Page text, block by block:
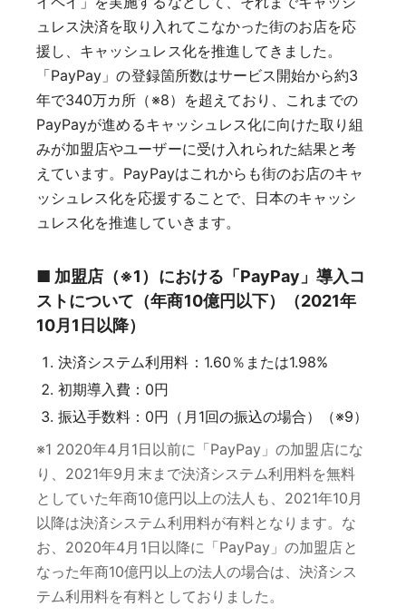
ュレス決済を取り入れてこなかった街のお店を応
援し、キャッシュレス化を推進してきました。
「PayPay」の登録箇所数はサービス開始から約3
年で340万カ所（※8）を超えており、これまでの
PayPayが進めるキャッシュレス化に向けた取り組
みが加盟店やユーザーに受け入れられた結果と考
えています。PayPayはこれからも街のお店のキャ
ッシュレス化を応援することで、日本のキャッシ
ュレス化を推進していきます。
■ 加盟店（※1）における「PayPay」導入コ
ストについて（年商10億円以下）（2021年
10月1日以降）
決済システム利用料：1.60％または1.98%
初期導入費：0円
振込手数料：0円（月1回の振込の場合）（※9）
※1 2020年4月1日以前に「PayPay」の加盟店にな
り、2021年9月末まで決済システム利用料を無料
としていた年商10億円以上の法人も、2021年10月
以降は決済システム利用料が有料となります。な
お、2020年4月1日以降に「PayPay」の加盟店と
なった年商10億円以上の法人の場合は、決済シス
テム利用料を有料としておりました。